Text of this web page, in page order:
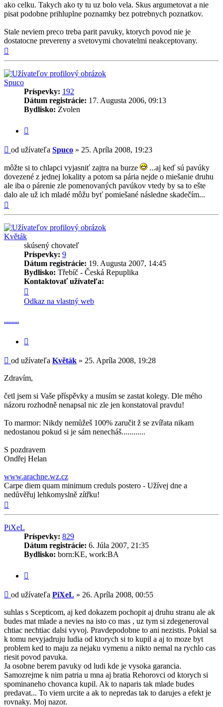
ako celku. Takych ako ty tu uz bolo vela. Skus argumetovat a nie
pisat podobne prihluplne poznamky bez potrebnych poznatkov.
Stale neviem preco treba parit pavuky, ktorych povod nie je
dostatocne prevereny a svetovymi chovatelmi neakceptovany.
Spuco
Príspevky: 192
Dátum registrácie: 17. Augusta 2006, 09:13
Bydlisko: Zvolen
Príspevok
od užívateľa Spuco » 25. Apríla 2008, 19:23
môžte si to chlapci vyjasniť zajtra na burze
...aj keď sú pavúky
dovezené z jednej lokality a potom sa pária nejde o miešanie druhu
ale iba o párenie zle pomenovaných pavúkov vtedy by sa to ešte
dalo ale už ich mladé môžu byť pomiešané následne skadečím...
Květák
skúsený chovateľ
Príspevky: 9
Dátum registrácie: 19. Augusta 2007, 14:45
Bydlisko: Třebíč - Česká Repuplika
Kontaktovať užívateľa:
informácie
užívateľa
Odkaz na vlastný web
..........
Príspevok
od užívateľa Květák » 25. Apríla 2008, 19:28
Zdravím,
četl jsem si Vaše příspěvky a musím se zastat kolegy. Dle mého
názoru rozhodně nenapsal nic zle jen konstatoval pravdu!
To marmor: Nikdy nemůžeš 100% zaručit ž se zvířata nikam
nedostanou pokud si je sám nenecháš............
S pozdravem
Ondřej Helan
www.arachne.wz.cz
Carpe diem quam minimum creduls postero - Užívej dne a
nedůvěřuj lehkomyslně zítřku!
PiXeL
Príspevky: 829
Dátum registrácie: 6. Júla 2007, 21:35
Bydlisko: born:KE, work:BA
Príspevok
od užívateľa PiXeL » 26. Apríla 2008, 00:55
suhlas s Scepticom, aj ked dokazem pochopit aj druhu stranu ale ak
budes mat mlade a nevies na isto co mas , uz tym si zdegeneroval
chtiac nechtiac dalsi vyvoj. Pravdepodobne to ani nezistis. Pokial sa
k tomu nevyjadruju ludia od ktorych si to kupil a aj to moze byt
problem ked to maju za nejaku vymenu a nikto nemal na rychlo cas
riesit povod pavuka.
Ja osobne berem pavuky od ludi kde je vysoka garancia.
Samozrejme k nim patria u mna aj bratia Rehorovci od ktorych si
spominaneho chovanca kupil. Ak to naparis tak mlade budes
predavat... To viem urcite a ak to nepredas tak to darujes a efekt je
rovnaky. Moj nazor.